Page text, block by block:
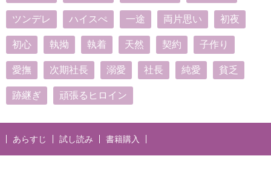
ツンデレ ハイスぺ 一途 両片思い 初夜
初心 執拗 執着 天然 契約 子作り
愛撫 次期社長 溺愛 社長 純愛 貧乏
跡継ぎ 頑張るヒロイン
あらすじ 試し読み 書籍購入